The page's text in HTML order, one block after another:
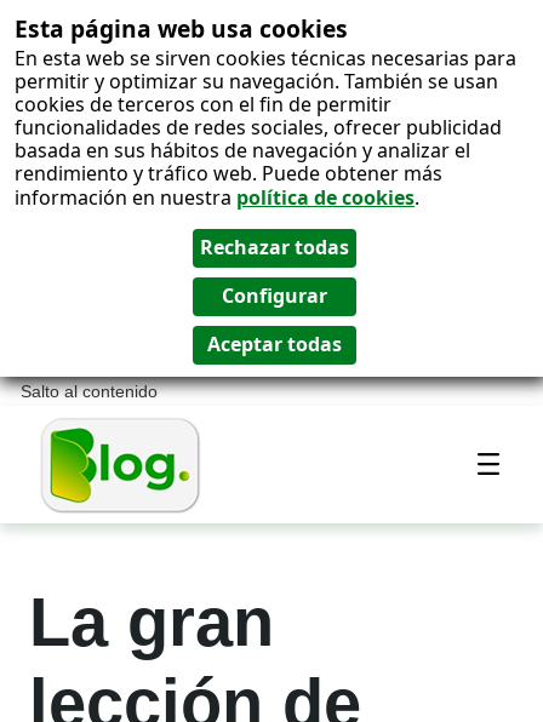
Esta página web usa cookies
En esta web se sirven cookies técnicas necesarias para
permitir y optimizar su navegación. También se usan
cookies de terceros con el fin de permitir
funcionalidades de redes sociales, ofrecer publicidad
basada en sus hábitos de navegación y analizar el
rendimiento y tráfico web. Puede obtener más
información en nuestra política de cookies.
Salto al contenido
La gran
lección de